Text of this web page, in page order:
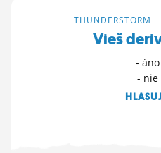
THUNDERSTORM
Vieš
- áno
- nie